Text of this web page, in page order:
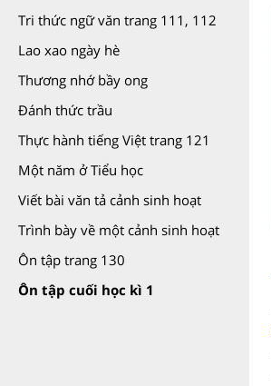
Tri thức ngữ văn trang 111, 112
Lao xao ngày hè
Thương nhớ bầy ong
Đánh thức trầu
Thực hành tiếng Việt trang 121
Một năm ở Tiểu học
Viết bài văn tả cảnh sinh hoạt
Trình bày về một cảnh sinh hoạt
Ôn tập trang 130
Ôn tập cuối học kì 1